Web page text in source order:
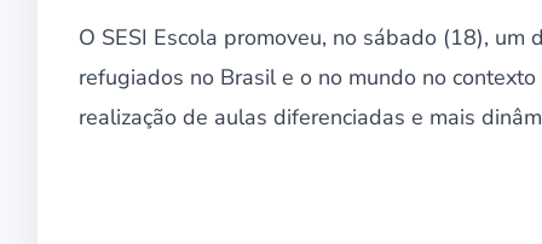
O SESI Escola promoveu, no sábado (18),
refugiados no Brasil e o no mundo no
realização de aulas diferenciadas e mais